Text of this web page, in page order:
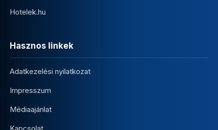
Hotelek.hu
Hasznos linkek
Adatkezelési nyilatkozat
Impresszum
Médiaajánlat
Kapcsolat